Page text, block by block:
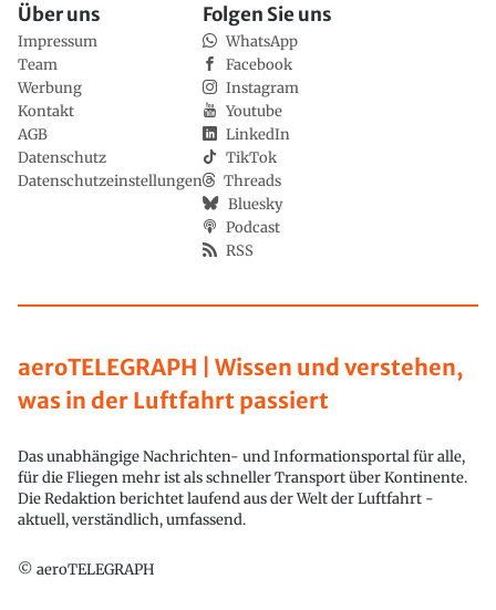
aeroTELEGRAPH | Wissen und verstehen,
was in der Luftfahrt passiert
Das unabhängige Nachrichten- und Informationsportal für alle,
für die Fliegen mehr ist als schneller Transport über Kontinente.
Die Redaktion berichtet laufend aus der Welt der Luftfahrt -
aktuell, verständlich, umfassend.
© aeroTELEGRAPH
Über uns
Impressum
Team
Werbung
Kontakt
AGB
Datenschutz
Datenschutzeinstellungen
Folgen Sie uns
WhatsApp
Facebook
Instagram
Youtube
LinkedIn
TikTok
Threads
Bluesky
Podcast
RSS